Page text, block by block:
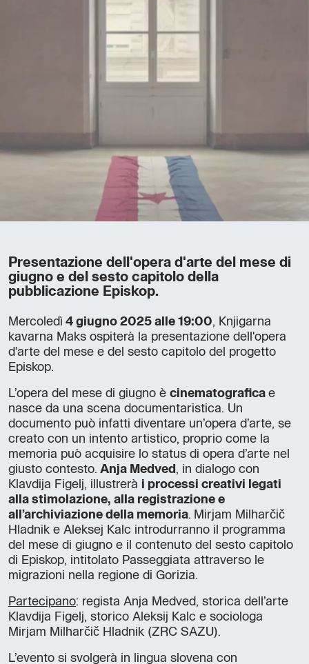
Presentazione dell'opera d'arte del mese di
giugno e del sesto capitolo della
pubblicazione Episkop.
Mercoledì 4 giugno 2025 alle 19:00, Knjigarna
kavarna Maks ospiterà la presentazione dell'opera
d'arte del mese e del sesto capitolo del progetto
Episkop.
L’opera del mese di giugno è cinematografica e
nasce da una scena documentaristica. Un
documento può infatti diventare un’opera d’arte, se
creato con un intento artistico, proprio come la
memoria può acquisire lo status di opera d’arte nel
giusto contesto. Anja Medved , in dialogo con
Klavdija Figelj, illustrerà i processi creativi legati
alla stimolazione, alla registrazione e
all’archiviazione della memoria. Mirjam Milharčič
Hladnik e Aleksej Kalc introdurranno il programma
del mese di giugno e il contenuto del sesto capitolo
di Episkop, intitolato Passeggiata attraverso le
migrazioni nella regione di Gorizia.
Partecipano: regista Anja Medved, storica dell’arte
Klavdija Figelj, storico Aleksij Kalc e sociologa
Mirjam Milharčič Hladnik (ZRC SAZU).
L’evento si svolgerà in lingua slovena con